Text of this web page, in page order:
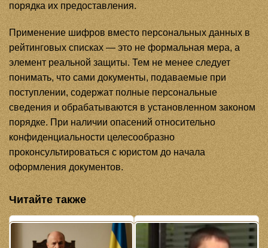
порядка их предоставления.
Применение шифров вместо персональных данных в
рейтинговых списках — это не формальная мера, а
элемент реальной защиты. Тем не менее следует
понимать, что сами документы, подаваемые при
поступлении, содержат полные персональные
сведения и обрабатываются в установленном законом
порядке. При наличии опасений относительно
конфиденциальности целесообразно
проконсультироваться с юристом до начала
оформления документов.
Читайте также